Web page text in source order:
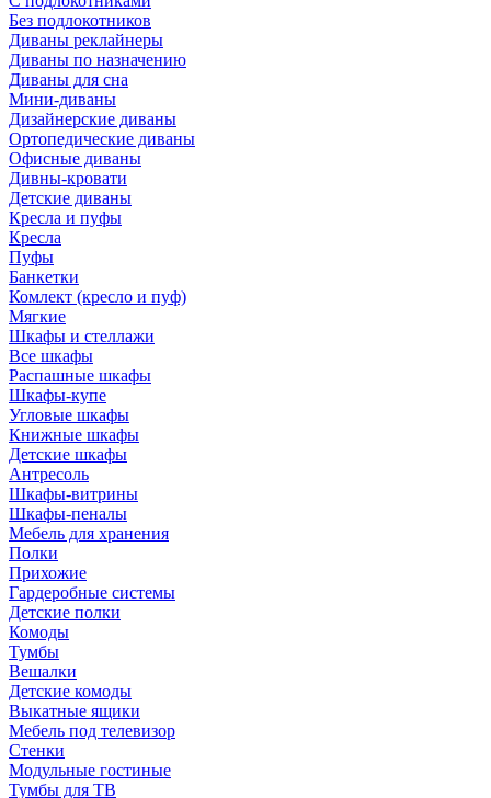
Без подлокотников
Диваны реклайнеры
Диваны по назначению
Диваны для сна
Мини-диваны
Дизайнерские диваны
Ортопедические диваны
Офисные диваны
Дивны-кровати
Детские диваны
Кресла и пуфы
Кресла
Пуфы
Банкетки
Комлект (кресло и пуф)
Мягкие
Шкафы и стеллажи
Все шкафы
Распашные шкафы
Шкафы-купе
Угловые шкафы
Книжные шкафы
Детские шкафы
Антресоль
Шкафы-витрины
Шкафы-пеналы
Мебель для хранения
Полки
Прихожие
Гардеробные системы
Детские полки
Комоды
Тумбы
Вешалки
Детские комоды
Выкатные ящики
Мебель под телевизор
Стенки
Модульные гостиные
Тумбы для ТВ